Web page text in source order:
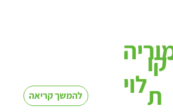
לוי
להמשך קריאה
ת